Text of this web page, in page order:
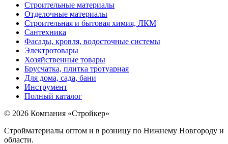
Строительные материалы
Отделочные материалы
Строительная и бытовая химия, ЛКМ
Сантехника
Фасады, кровля, водосточные системы
Электротовары
Хозяйственные товары
Брусчатка, плитка тротуарная
Для дома, сада, бани
Инструмент
Полный каталог
© 2026 Компания «Стройкер»
Стройматериалы оптом и в розницу по Нижнему Новгороду и
области.